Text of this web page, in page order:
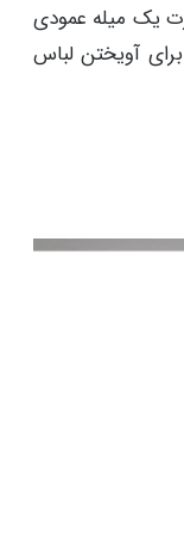
یک میله عمودی
آویختن لباس